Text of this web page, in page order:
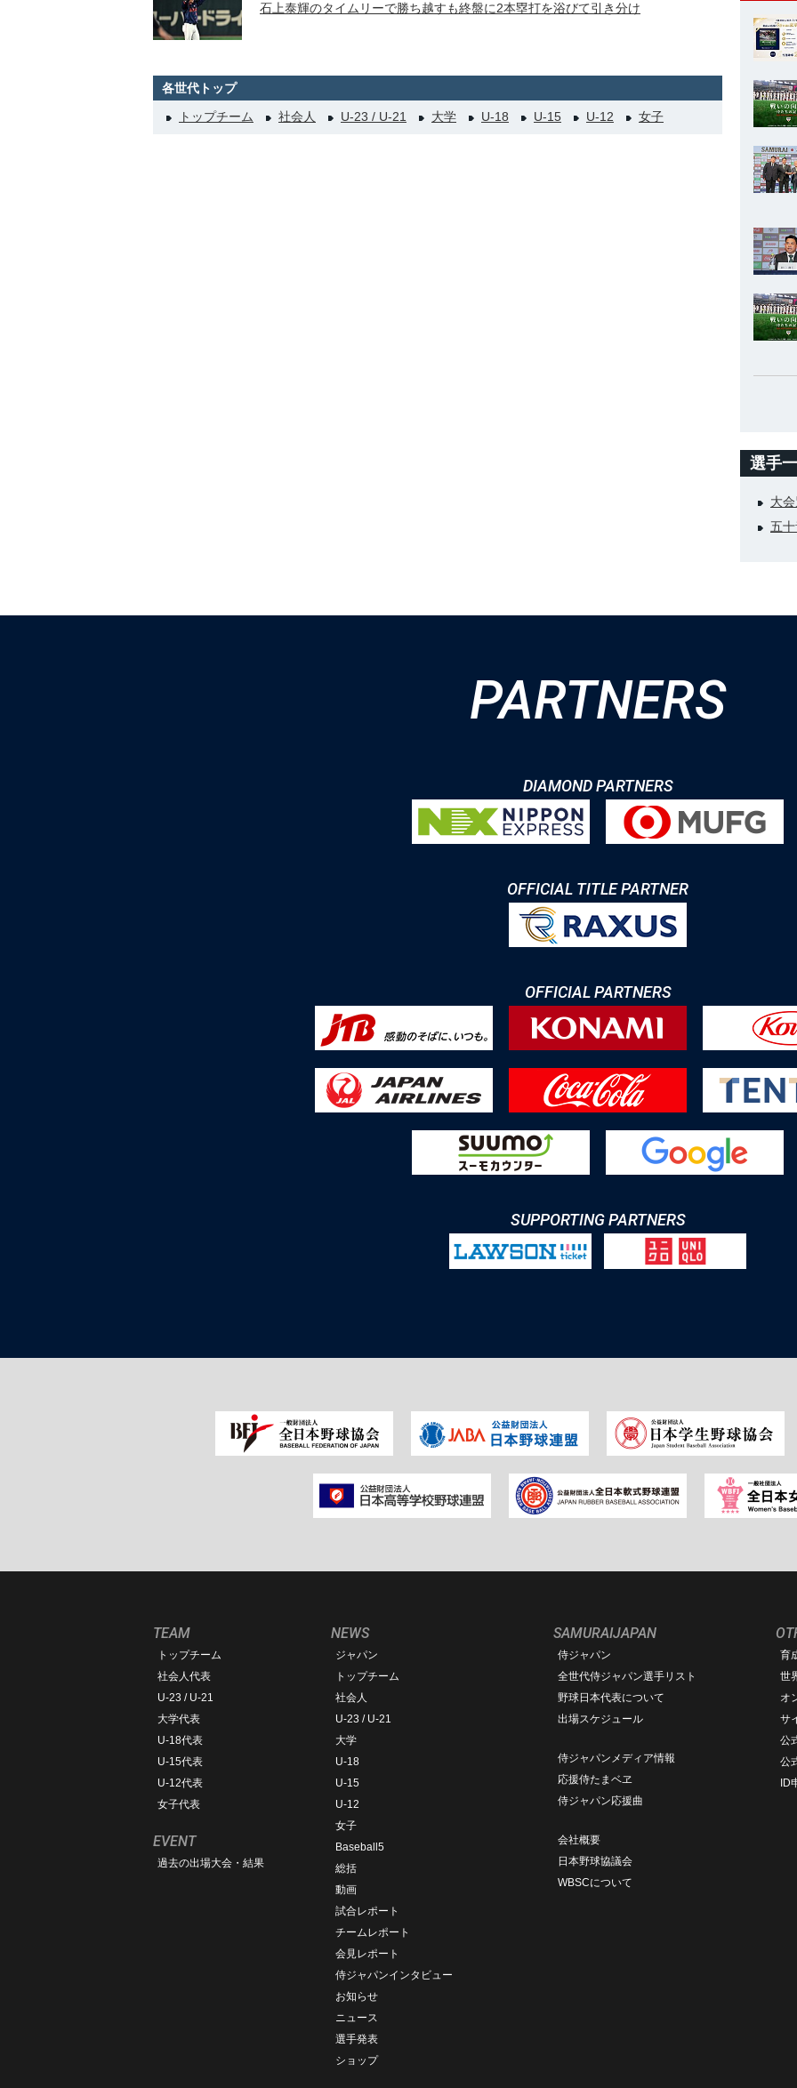
石上泰輝のタイムリーで勝ち越すも終盤に2本塁打を浴びて引き分け
各世代トップ
トップチーム
社会人 U-23 / U-21 大学 U-18 U-15 U-12 女子
選手
大
五
PARTNERS
DIAMOND PARTNERS
OFFICIAL TITLE PARTNER
OFFICIAL PARTNERS
SUPPORTING PARTNERS
TEAM
トップチーム
社会人代表
U-23 / U-21
大学代表
U-18代表
U-15代表
U-12代表
女子代表
EVENT
過去の出場大会・結果
NEWS
ジャパン
トップチーム
社会人
U-23 / U-21
大学
U-18
U-15
U-12
女子
Baseball5
総括
動画
試合レポート
チームレポート
会見レポート
侍ジャパンインタビュー
お知らせ
ニュース
選手発表
ショップ
SAMURAIJAPAN
侍ジャパン
全世代侍ジャパン選手リスト
野球日本代表について
出場スケジュール
侍ジャパンメディア情報
応援侍たまベヱ
侍ジャパン応援曲
会社概要
日本野球協議会
WBSCについて
育
世
オ
サ
公
公
ID